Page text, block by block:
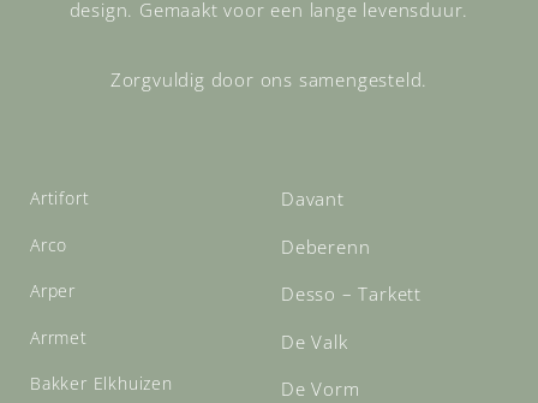
design. Gemaakt voor een lange levensduur.
Zorgvuldig door ons samengesteld.
Artifort
Arco
Arper
Arrmet
Bakker Elkhuizen
Davant
Deberenn
Desso – Tarkett
De Valk
De Vorm